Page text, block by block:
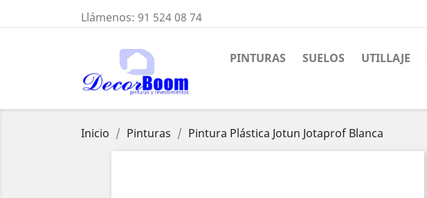
Llámenos: 91 524 08 74
PINTURAS SUELOS UTILLAJE
Inicio Pinturas Pintura Plástica Jotun Jotaprof Blanca